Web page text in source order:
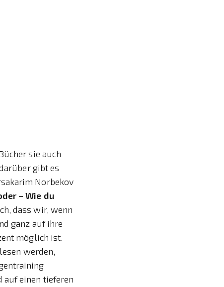
sie auch
gibt es
Norbekov
– Wie du
dass wir, wenn
ganz auf ihre
möglich ist.
werden,
auf einen tieferen